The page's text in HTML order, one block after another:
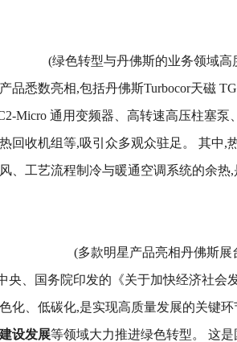
(绿色转型与丹佛斯的业务领域高
品悉数亮相,包括丹佛斯Turbocor天磁
Micro 通用变频器、高转速高压柱塞泵
回收机组等,吸引众多观众驻足。 其中,
、工艺流程制冷与暖通空调系统的余热
(多款明星产品亮相丹佛斯展
央、国务院印发的《关于加快经济社会
化、低碳化,是实现高质量发展的关键
设发展等领域大力推进绿色转型。 这